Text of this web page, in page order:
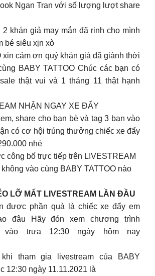
Ngan Tran với số lượng lượt share
khán giả may mắn đã rinh cho mình
bé siêu xịn xò
xin cảm ơn quý khán giả đã giành thời
BABY TATTOO Chúc các bạn có
thật vui và 1 tháng 11 thật hạnh
NHẬN NGAY XE ĐẨY
share cho bạn bè và tag 3 bạn vào
có cơ hội trúng thưởng chiếc xe đẩy
nhé
công bố trực tiếp trên LIVESTREAM
vào cùng BABY TATTOO nào
LỠ MẤT LIVESTREAM LẦN ĐẦU
được phần quà là chiếc xe đẩy em
đâu Hãy đón xem chương trình
vào trưa 12:30 ngày hôm nay
tham gia livestream của BABY
12:30 ngày 11.11.2021 là